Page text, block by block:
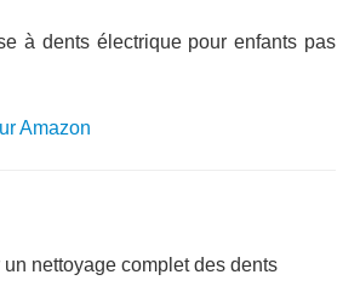
à dents électrique pour enfants pas
Amazon
nettoyage complet des dents